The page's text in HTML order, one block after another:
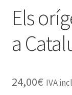
Els
a
24,00€ IVA